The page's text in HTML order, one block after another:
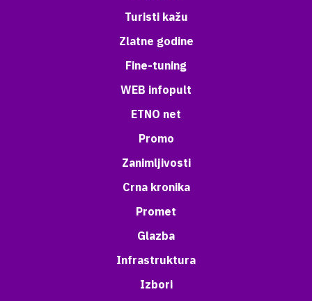
Turisti kažu
Zlatne godine
Fine-tuning
WEB infopult
ETNO net
Promo
Zanimljivosti
Crna kronika
Promet
Glazba
Infrastruktura
Izbori